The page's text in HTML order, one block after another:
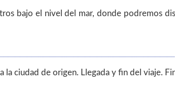
bajo el nivel del mar, donde podremos
ciudad de origen. Llegada y fin del viaje.